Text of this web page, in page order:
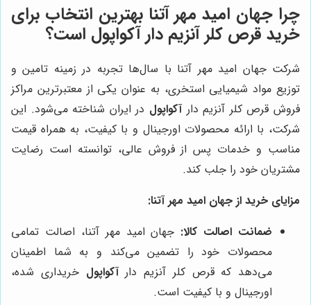
چرا جهان امید مهر آتنا بهترین انتخاب برای
خرید قرص کلر آنزیم دار آکواپول است؟
شرکت جهان امید مهر آتنا با سال‌ها تجربه در زمینه تامین و
توزیع مواد شیمیایی استخری، به عنوان یکی از معتبرترین مراکز
فروش قرص کلر آنزیم دارآکواپول در ایران شناخته می‌شود. این
شرکت، با ارائه محصولات اورجینال و با کیفیت، به همراه قیمت
مناسب و خدمات پس از فروش عالی، توانسته است رضایت
مشتریان خود را جلب کند.
مزایای خرید از جهان امید مهر آتنا:
ضمانت اصالت کالا: جهان امید مهر آتنا، اصالت تمامی
محصولات خود را تضمین می‌کند و به شما اطمینان
می‌دهد که قرص کلر آنزیم دارآکواپول خریداری شده،
اورجینال و با کیفیت است.